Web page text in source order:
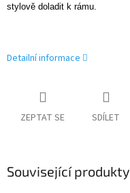
stylově doladit k rámu.
Detailní informace
ZEPTAT SE SDÍLET
Související produkty